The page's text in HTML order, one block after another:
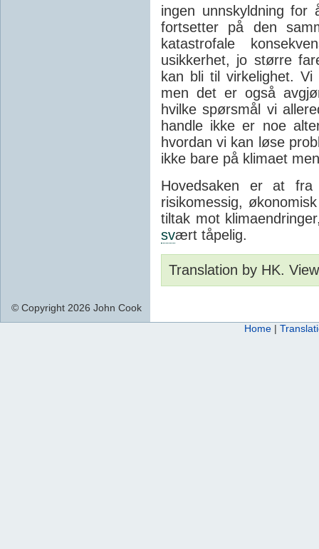
ingen unnskyldning
fortsetter på den
katastrofale
usikkerhet, jo større
kan bli til virkelighet.
men det er også
hvilke spørsmål vi
handle ikke er noe
hvordan vi kan løse
ikke bare på klimaet
Hovedsaken er at fra
risikomessig,
tiltak mot
svært tåpelig.
Translation by HK.
© Copyright 2026 John Cook
Home |